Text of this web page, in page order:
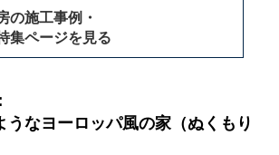
の施工事例・
集ページを見る
うなヨーロッパ風の家（ぬくもり